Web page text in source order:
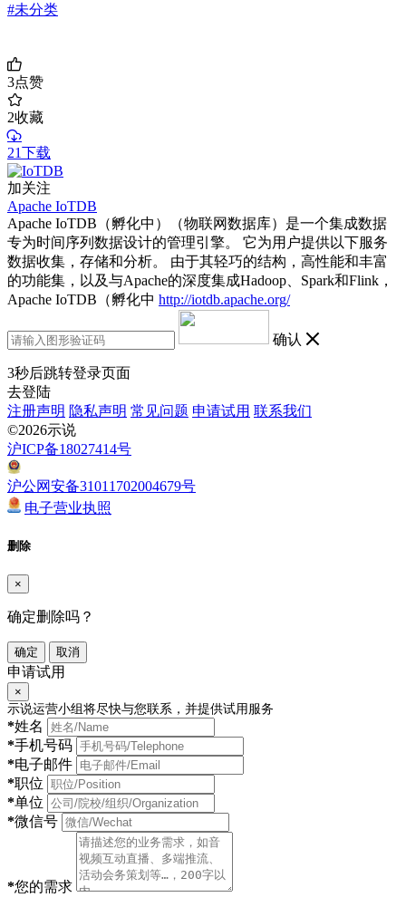
#未分类
3点赞
2收藏
21下载
加关注
Apache IoTDB
Apache IoTDB（孵化中）（物联网数据库）是一个集成数据
专为时间序列数据设计的管理引擎。 它为用户提供以下服务
数据收集，存储和分析。 由于其轻巧的结构，高性能和丰富
的功能集，以及与Apache的深度集成Hadoop、Spark和Flink，
Apache IoTDB（孵化中 http://iotdb.apache.org/
确认
3秒后跳转登录页面
去登陆
注册声明 隐私声明 常见问题 申请试用 联系我们
©2026示说
沪ICP备18027414号
沪公网安备31011702004679号
电子营业执照
删除
×
确定删除吗？
确定 取消
申请试用
×
示说运营小组将尽快与您联系，并提供试用服务
*姓名
*手机号码
*电子邮件
*职位
*单位
*微信号
*您的需求